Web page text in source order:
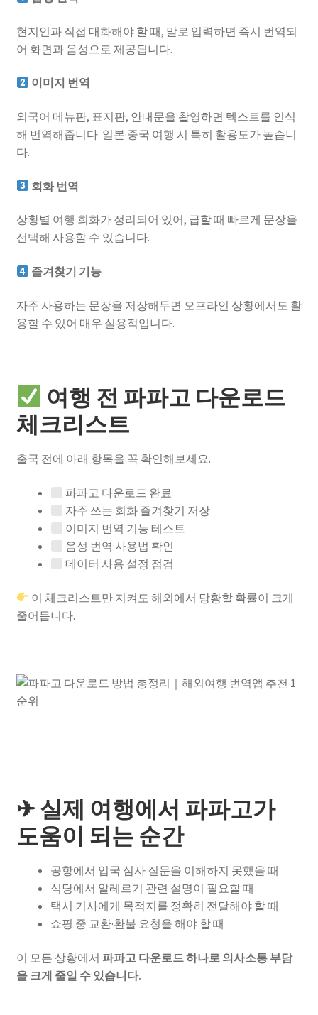
현지인과 직접 대화해야 할 때, 말로 입력하면 즉시 번역되
어 화면과 음성으로 제공됩니다.
이미지 번역
외국어 메뉴판, 표지판, 안내문을 촬영하면 텍스트를 인식
해 번역해줍니다. 일본·중국 여행 시 특히 활용도가 높습니
다.
회화 번역
상황별 여행 회화가 정리되어 있어, 급할 때 빠르게 문장을
선택해 사용할 수 있습니다.
즐겨찾기 기능
자주 사용하는 문장을 저장해두면 오프라인 상황에서도 활
용할 수 있어 매우 실용적입니다.
여행 전 파파고 다운로드
체크리스트
출국 전에 아래 항목을 꼭 확인해보세요.
파파고 다운로드 완료
자주 쓰는 회화 즐겨찾기 저장
이미지 번역 기능 테스트
음성 번역 사용법 확인
데이터 사용 설정 점검
이 체크리스트만 지켜도 해외에서 당황할 확률이 크게
줄어듭니다.
✈ 실제 여행에서 파파고가
도움이 되는 순간
공항에서 입국 심사 질문을 이해하지 못했을 때
식당에서 알레르기 관련 설명이 필요할 때
택시 기사에게 목적지를 정확히 전달해야 할 때
쇼핑 중 교환·환불 요청을 해야 할 때
이 모든 상황에서 파파고 다운로드 하나로 의사소통 부담
을 크게 줄일 수 있습니다.